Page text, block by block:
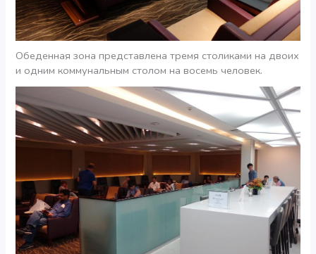
Обеденная зона представлена тремя столиками на двоих
и одним коммунальным столом на восемь человек.